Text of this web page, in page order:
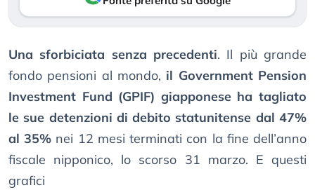
Una sforbiciata senza precedenti. Il più grande
fondo pensioni al mondo, il Government Pension
Investment Fund (GPIF) giapponese ha tagliato
le sue detenzioni di debito statunitense dal 47%
al 35% nei 12 mesi terminati con la fine dell’anno
fiscale nipponico, lo scorso 31 marzo. E questi
grafici